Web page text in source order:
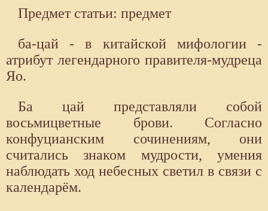
Предмет статьи: предмет
ба-цай - в китайской мифологии -
атрибут легендарного правителя-мудреца
Яо.
Ба цай представляли собой
восьмицветные брови. Согласно
конфуцианским сочинениям, они
считались знаком мудрости, умения
наблюдать ход небесных светил в связи с
календарём.